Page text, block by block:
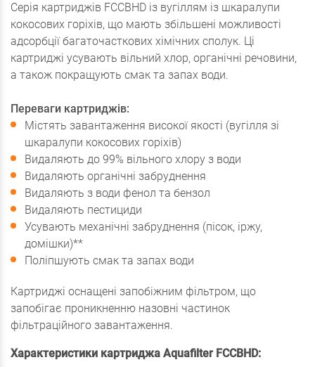
Серія картриджів FCCBHD із вугіллям із шкаралупи
кокосових горіхів, що мають збільшені можливості
адсорбції багаточасткових хімічних сполук. Ці
картриджі усувають вільний хлор, органічні речовини,
а також покращують смак та запах води.
Переваги картриджів:
Містять завантаження високої якості (вугілля зі
шкаралупи кокосових горіхів)
Видаляють до 99% вільного хлору з води
Видаляють органічні забруднення
Видаляють з води фенол та бензол
Видаляють пестициди
Усувають механічні забруднення (пісок, іржу,
домішки)**
Поліпшують смак та запах води
Картриджі оснащені запобіжним фільтром, що
запобігає проникненню назовні частинок
фільтраційного завантаження.
Характеристики картриджа Aquafilter FCCBHD: